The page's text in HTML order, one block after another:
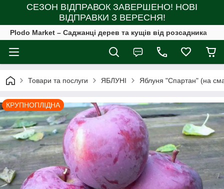
СЕЗОН ВІДПРАВОК ЗАВЕРШЕНО! НОВІ
ВІДПРАВКИ З ВЕРЕСНЯ!
Plodo Market – Саджанці дерев та кущів від розсадника
Товари та послуги ЯБЛУНІ Яблуня "Спартан" (на
КРУПНОПЛІДНА